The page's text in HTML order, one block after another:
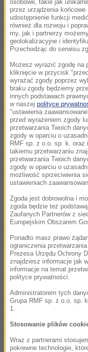
gwałtu miało
nocnym w Las
policję, ale
W 2010 roku
cywilno-prawną i
Amerykanki 375
krył, że uprawiał z
W sierpniu 2018
na policję w Las
od nowaśledztwa.
oskarżyłaRonaldo.
Kilka miesięcy
stanie Nevada
sprawy do sądu z
popełnienia
Decyzję
mocy.
zachowanie w złej
osobowe, takie jak
przez urządzenia
udostępnienie funkcji
również dla rozwoju i
my, jak i partnerzy
geolokalizacyjne i
Przechodząc do serwisu
Możesz wyrazić zgodę na
kliknięcie w przycisk
wyrażać zgody poprzez
braku zgody będziemy
innych podstawach
w naszej polityce
"ustawienia
przed wyrażeniem zgody
przetwarzania Twoich
zgody w oparciu o
RMF sp. z o.o. sp. k. oraz
takiemu przetwarzaniu
przetwarzania Twoich
zgody w oparciu o
możliwość sprzeciwienia
ustawieniach
Zgoda jest dobrowolna i
zgoda będzie też
Zaufanych Partnerów z
Europejskim Obszarem
Ponadto masz prawo
ograniczenia
Prezesa Urzędu Ochrony
znajdziesz informacje jak
informacje na temat
polityce prywatności.
Administratorem tych
Grupa RMF sp. z o.o. sp.
1.
Stosowanie plików
Wraz z partnerami
pokrewne technologie,